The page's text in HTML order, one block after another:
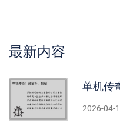
最新内容
单机传
2026-04-